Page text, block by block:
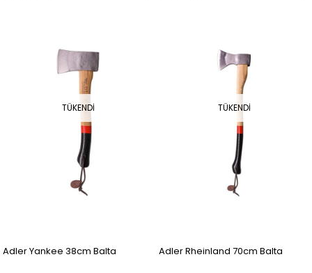
TÜKENDI
Adler Yankee 38cm Balta
TÜKENDI
Adler Rheinland 70cm Balta